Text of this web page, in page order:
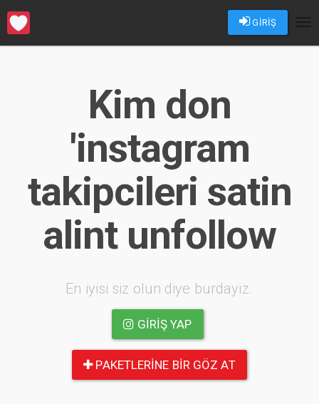
GİRİŞ
Kim don
'instagram
takipcileri satin
alint unfollow
En iyisi siz olun diye burdayız.
GIRIŞ YAP
PAKETLERINE BIR GÖZ AT